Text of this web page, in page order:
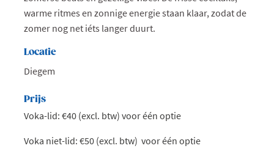
warme ritmes en zonnige energie staan klaar, zodat de
zomer nog net iéts langer duurt.
Locatie
Diegem
Prijs
Voka-lid: €40 (excl. btw) voor één optie
Voka niet-lid: €50 (excl. btw) voor één optie